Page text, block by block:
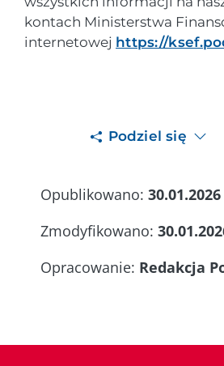
kontach Ministerstwa
internetowej https://
Podziel się
Opublikowano: 30.01.2026
Zmodyfikowano:
Opracowanie: Redakcja